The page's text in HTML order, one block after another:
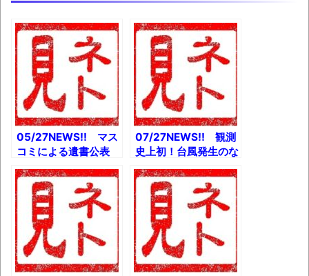
05/27NEWS!! マス
コミによる遺書公表
木村花さんの母「触れ
ないでほしいと 泣い
て頼んだ結果がこれで
すか」とか 中傷民ガ
チで逮捕へ 所属団体
｢法的措置を」とか
07/27NEWS!! 観測
史上初！台風発生のな
い7月とか 「24時間
テレビ」で志村けんさ
ん物語とか 【水は天
敵】夏のレジャーに誘
わないで！薄毛男子の
悲痛な叫びとか